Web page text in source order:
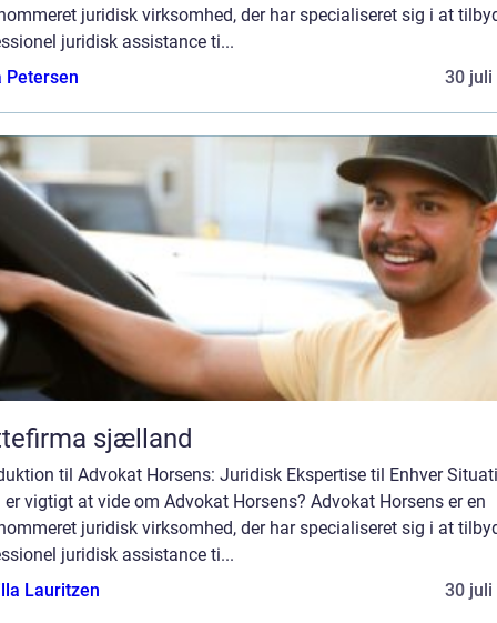
juridisk virksomhed, der har specialiseret sig i at
juridisk assistance ti...
Petersen
30 juli
sjælland
til Advokat Horsens: Juridisk Ekspertise til Enhver
er vigtigt at vide om Advokat Horsens? Advokat Horsens er en
juridisk virksomhed, der har specialiseret sig i at
juridisk assistance ti...
Lauritzen
30 juli